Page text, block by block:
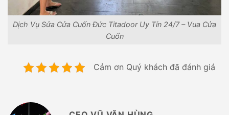
Dịch Vụ Sửa Cửa Cuốn Đức Titadoor Uy Tín 24/7 – Vua Cửa
Cuốn
Cảm ơn Quý khách đã đánh giá